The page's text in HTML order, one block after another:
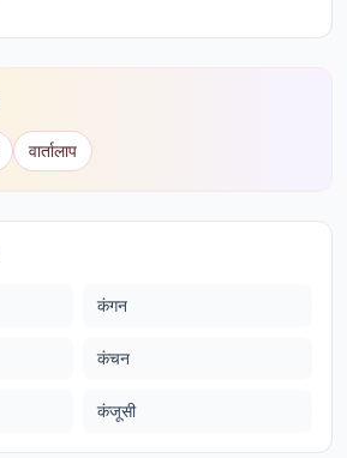
वार्तालाप
कंगन
कंचन
कंजूसी